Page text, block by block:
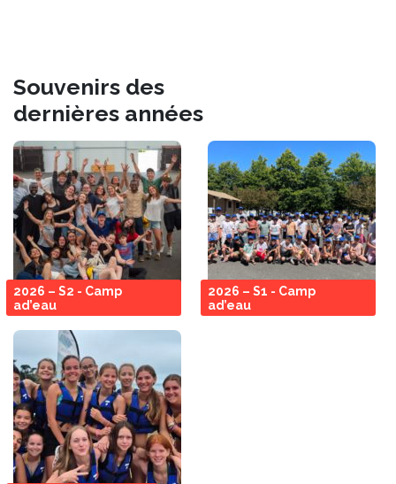
Souvenirs des
dernières années
2026 – S2 - Camp
ad’eau
2026 – S1 - Camp
ad’eau